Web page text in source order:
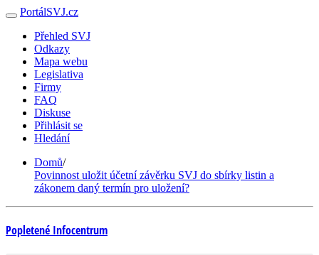
PortálSVJ.cz
Přehled SVJ
Odkazy
Mapa webu
Legislativa
Firmy
FAQ
Diskuse
Přihlásit se
Hledání
Domů/
Povinnost uložit účetní závěrku SVJ do sbírky listin a
zákonem daný termín pro uložení?
Popletené Infocentrum